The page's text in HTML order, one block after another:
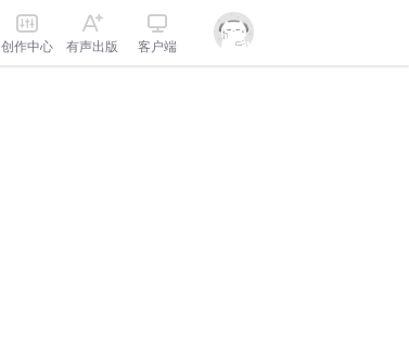
创作中心 有声出版 客户端